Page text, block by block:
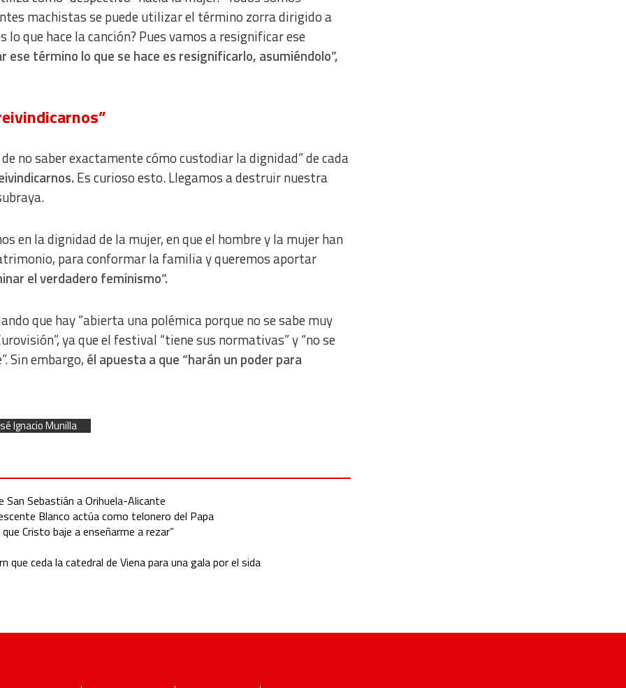
machistas se puede utilizar el término zorra dirigido a
lo que hace la canción? Pues vamos a resignificar ese
ese término lo que se hace es resignificarlo, asumiéndolo”,
no saber exactamente cómo custodiar la dignidad” de cada
Es curioso esto. Llegamos a destruir nuestra
en la dignidad de la mujer, en que el hombre y la mujer han
para conformar la familia y queremos aportar
el verdadero feminismo”.
que hay “abierta una polémica porque no se sabe muy
ya que el festival “tiene sus normativas” y “no se
Sin embargo, él apuesta a que “harán un poder para
Ignacio Munilla
San Sebastián a Orihuela-Alicante
Blanco actúa como telonero del Papa
Cristo baje a enseñarme a rezar”
que ceda la catedral de Viena para una gala por el sida
from different sources